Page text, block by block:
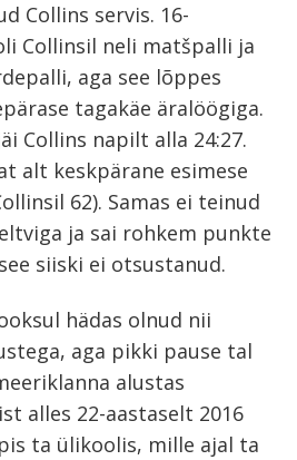
Collins servis. 16-
Collinsil neli matšpalli ja
aga see lõppes
tagakäe äralöögiga.
Collins napilt alla 24:27.
alt keskpärane esimese
62). Samas ei teinud
ja sai rohkem punkte
siiski ei otsustanud.
hädas olnud nii
aga pikki pause tal
alustas
alles 22-aastaselt 2016
ta ülikoolis, mille ajal ta